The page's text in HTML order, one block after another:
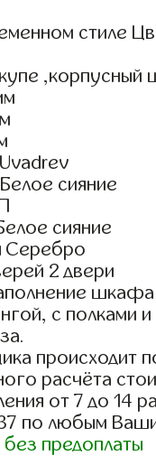
стиле
сияние
сияние
Серебро
2 двери
шкафа
с полками
происходит
расчёта
от 7 до 14
по любым
предоплаты